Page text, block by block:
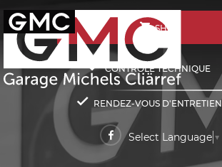
SHOP
CONTRÔLE TECHNIQUE
RENDEZ-VOUS D'ENTRETIEN
Select Language ▼